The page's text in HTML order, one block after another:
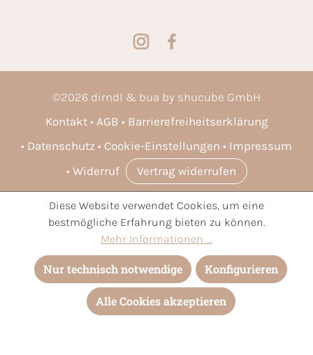
©2026 dirndl & bua by shucube GmbH
Kontakt
AGB
Barrierefreiheitserklärung
Datenschutz
Cookie-Einstellungen
Impressum
Widerruf
Vertrag widerrufen
* Alle Preise inkl. gesetzl. Mehrwertsteuer zzgl.Versandkosten
und ggf. Nachnahmegebühren, wenn nicht anders angegeben.
Diese Website verwendet Cookies, um eine
bestmögliche Erfahrung bieten zu können.
Mehr Informationen ...
Nur technisch notwendige Konfigurieren
Alle Cookies akzeptieren